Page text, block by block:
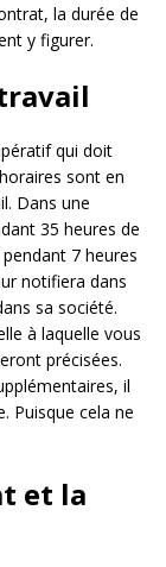
la durée de
y figurer.
qui doit
sont en
Dans une
35 heures de
7 heures
notifiera dans
sa société.
à laquelle vous
précisées.
il
Puisque cela ne
et la